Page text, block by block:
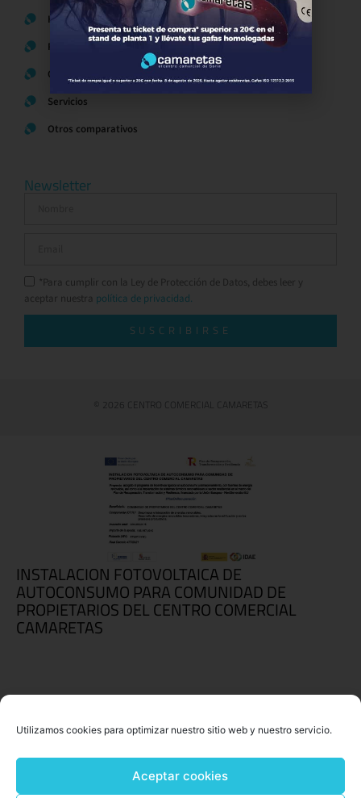
Utilizamos cookies para optimizar nuestro sitio web y nuestro servicio.
Aceptar cookies
Hogar y Alimentación
Regalos y Complementos
Ocio y Restauración
Servicios
Otros comparativos
Newsletter
*Para cumplir con la Ley de Protección de Datos, debes leer y
aceptar nuestra política de privacidad.
SUSCRIBIRSE
© 2026 CENTRO COMERCIAL CAMARETAS
INSTALACION FOTOVOLTAICA DE
AUTOCONSUMO PARA COMUNIDAD DE
PROPIETARIOS DEL CENTRO COMERCIAL
CAMARETAS